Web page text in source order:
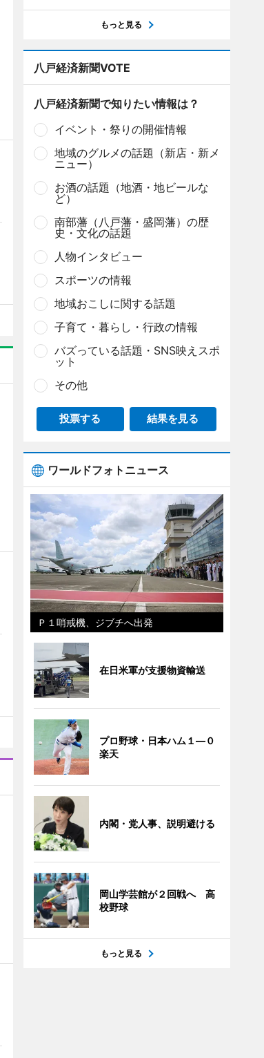
もっと見る
八戸経済新聞VOTE
八戸経済新聞で知りたい情報は？
イベント・祭りの開催情報
地域のグルメの話題（新店・新メ
ニュー）
お酒の話題（地酒・地ビールな
ど）
南部藩（八戸藩・盛岡藩）の歴
史・文化の話題
人物インタビュー
スポーツの情報
地域おこしに関する話題
子育て・暮らし・行政の情報
バズっている話題・SNS映えスポ
ット
その他
投票する 結果を見る
ワールドフォトニュース
Ｐ１哨戒機、ジブチへ出発
在日米軍が支援物資輸送
プロ野球・日本ハム１―０
楽天
内閣・党人事、説明避ける
岡山学芸館が２回戦へ 高
校野球
もっと見る